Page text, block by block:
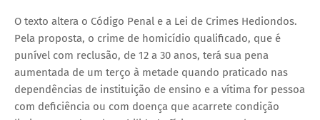
O texto altera o Código Penal e a Lei de Crimes Hediondos.
Pela proposta, o crime de homicídio qualificado, que é
punível com reclusão, de 12 a 30 anos, terá sua pena
aumentada de um terço à metade quando praticado nas
dependências de instituição de ensino e a vítima for pessoa
com deficiência ou com doença que acarrete condição